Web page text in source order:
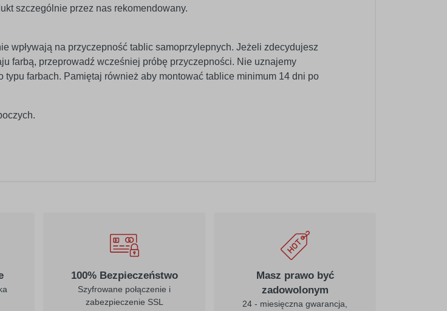
szczególnie przez nas rekomendowany.
wpływają na przyczepność tablic samoprzylepnych. Jeżeli zdecydujesz
farbą, przeprowadź wcześniej próbę przyczepności. Nie uznajemy
farbach. Pamiętaj również aby montować tablice minimum 14 dni po
100% Bezpieczeństwo
Szyfrowane połączenie i
zabezpieczenie SSL
Masz prawo być
zadowolonym
24 - miesięczna gwarancja,